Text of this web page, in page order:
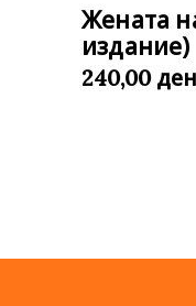
Жената
издание)
240,00 ден